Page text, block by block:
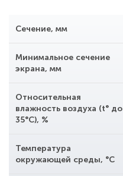
Сечение, мм
Минимальное сечение
экрана, мм
Относительная
влажность воздуха (t° до
35°С), %
Температура
окружающей среды, °С